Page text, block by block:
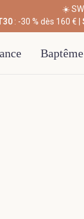
☀️
: -30 % dès 160 € |
Baptême